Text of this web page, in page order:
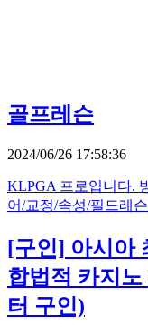
골프레슨
2024/06/26 17:58:36
KLPGA 프로입니다.
어/교정/속성/필드레슨
[구인] 아시아
합법적 카지
터 구인)